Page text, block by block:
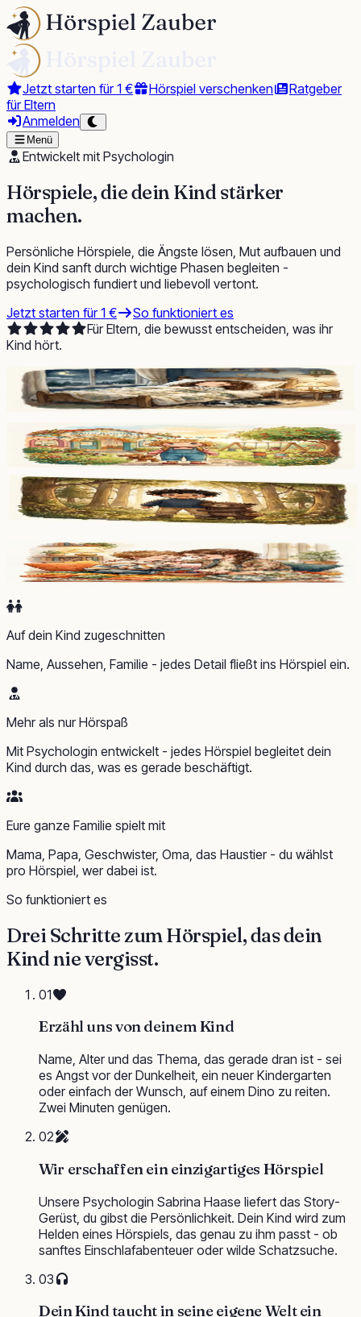
Jetzt starten für 1 € Hörspiel verschenken
Ratgeber
für Eltern
Anmelden
Menü
Entwickelt mit Psychologin
Hörspiele, die dein Kindstärker
machen.
Persönliche Hörspiele, die Ängste lösen, Mut aufbauen und
dein Kind sanft durch wichtige Phasen begleiten -
psychologisch fundiert und liebevoll vertont.
Jetzt starten für 1 €
So funktioniert es
Für Eltern, die bewusst entscheiden, was ihr
Kind hört.
Mias leise Nacht
Für Mia, 5 Jahre-
Lenas neuer Anfang
Für Lena, 4 Jahre-
Jonas und der Bär
Für Jonas, 6 Jahre-
Tims Geschwisterzauber
Für Tim, 5 Jahre-
Auf dein Kind zugeschnitten
Name, Aussehen, Familie - jedes Detail fließt ins Hörspiel ein.
Mehr als nur Hörspaß
Mit Psychologin entwickelt - jedes Hörspiel begleitet dein
Kind durch das, was es gerade beschäftigt.
Eure ganze Familie spielt mit
Mama, Papa, Geschwister, Oma, das Haustier - du wählst
pro Hörspiel, wer dabei ist.
So funktioniert es
Drei Schritte zum Hörspiel, das dein
Kind nie vergisst.
01
Erzähl uns von deinem Kind
Name, Alter und das Thema, das gerade dran ist - sei
es Angst vor der Dunkelheit, ein neuer Kindergarten
oder einfach der Wunsch, auf einem Dino zu reiten.
Zwei Minuten genügen.
02
Wir erschaffen ein einzigartiges Hörspiel
Unsere Psychologin Sabrina Haase liefert das Story-
Gerüst, du gibst die Persönlichkeit. Dein Kind wird zum
Helden eines Hörspiels, das genau zu ihm passt - ob
sanftes Einschlafabenteuer oder wilde Schatzsuche.
03
Dein Kind taucht in seine eigene Welt ein